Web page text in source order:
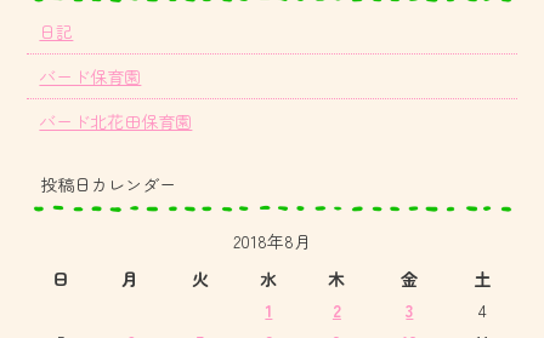
日記
バード保育園
バード北花田保育園
投稿日カレンダー
2018年8月
日
月 火 水 木 金
土
1
2 3
4